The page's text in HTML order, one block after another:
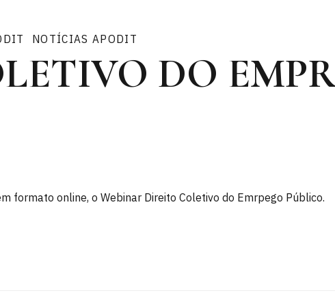
NOTÍCIAS APODIT
DO
formato online, o Webinar Direito Coletivo do Emrpego Público.